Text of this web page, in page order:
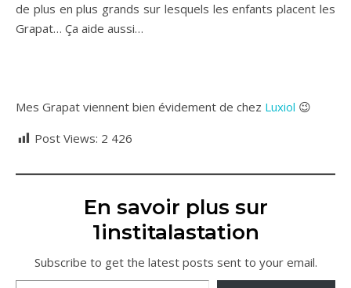
de plus en plus grands sur lesquels les enfants placent les
Grapat… Ça aide aussi…
Mes Grapat viennent bien évidement de chez Luxiol 😉
Post Views: 2 426
En savoir plus sur
1institalastation
Subscribe to get the latest posts sent to your email.
Saisissez votre adresse e-mail…